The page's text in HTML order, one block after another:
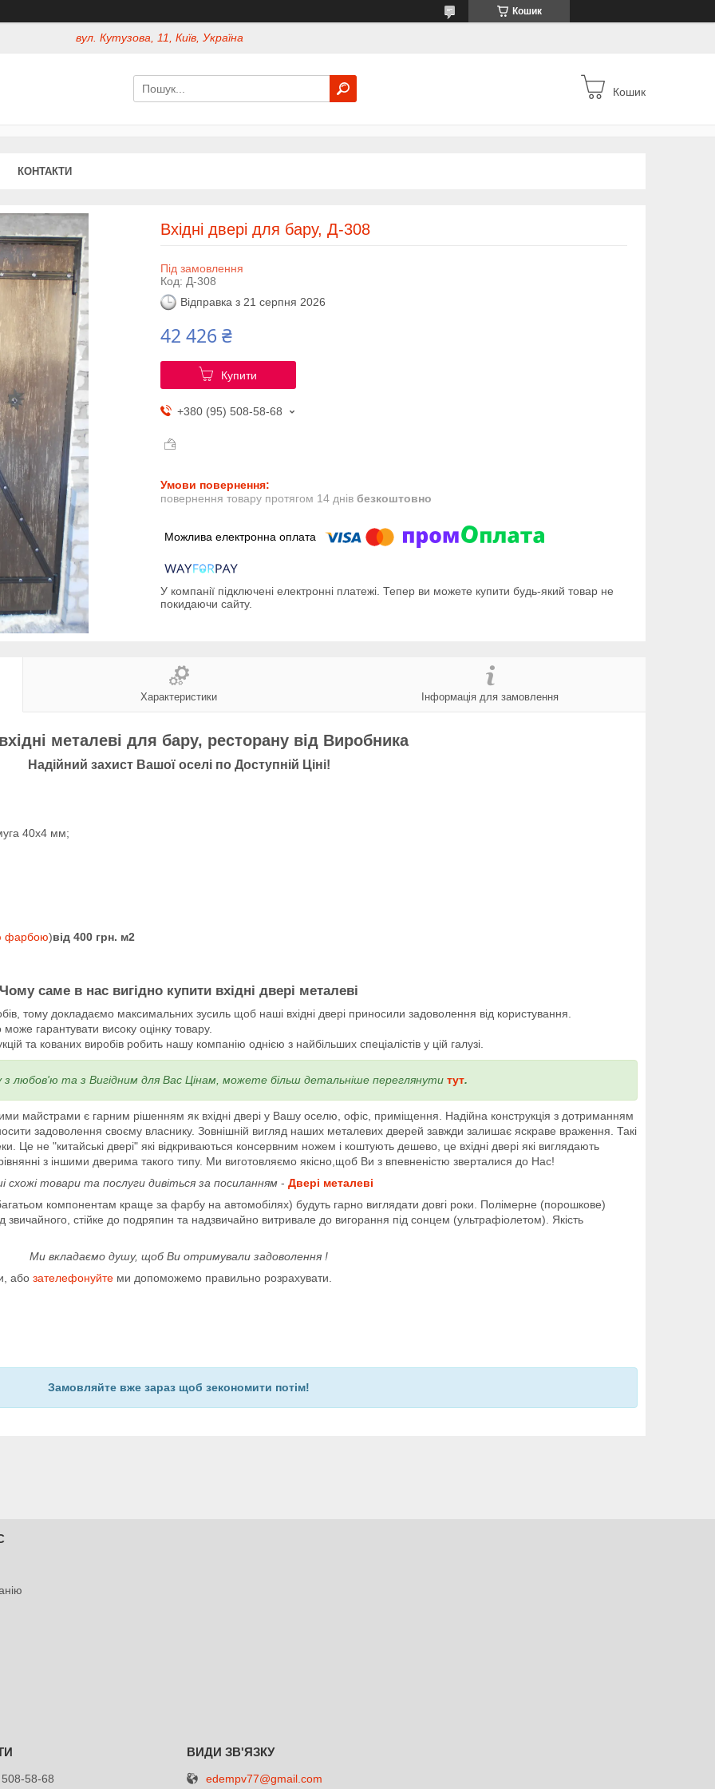
Кошик
вул. Кутузова, 11, Київ, Україна
Кошик
КОНТАКТИ
Вхідні двері для бару, Д-308
Під замовлення
Код: Д-308
Відправка з 21 серпня 2026
42 426 ₴
Купити
+380 (95) 508-58-68
повернення товару протягом 14 днів безкоштовно
У компанії підключені електронні платежі. Тепер ви можете купити будь-який товар не
покидаючи сайту.
Характеристики Інформація для замовлення
металеві для бару, ресторану від Виробника
Надійний захист Вашої оселі по Доступній Ціні!
40х4 мм;
фарбою)від 400 грн. м2
Чому саме в нас вигідно купити вхідні двері металеві
тому докладаємо максимальних зусиль щоб наші вхідні двері приносили задоволення від користування.
гарантувати високу оцінку товару.
та кованих виробів робить нашу компанію однією з найбільших спеціалістів у цій галузі.
з любов'ю та з Вигідним для Вас Цінам, можете більш детальніше переглянути тут.
майстрами є гарним рішенням як вхідні двері у Вашу оселю, офіс, приміщення. Надійна конструкція з дотриманням
задоволення своєму власнику. Зовнішній вигляд наших металевих дверей завжди залишає яскраве враження. Такі
Це не "китайські двері" які відкриваються консервним ножем і коштують дешево, це вхідні двері які виглядають
з іншими дверима такого типу. Ми виготовляємо якісно,щоб Ви з впевненістю зверталися до Нас!
схожі товари та послуги дивіться за посиланням - Двері металеві
компонентам краще за фарбу на автомобілях) будуть гарно виглядати довгі роки. Полімерне (порошкове)
стійке до подряпин та надзвичайно витривале до вигорання під сонцем (ультрафіолетом). Якість
Ми вкладаємо душу, щоб Ви отримували задоволення !
або зателефонуйте ми допоможемо правильно розрахувати.
Замовляйте вже зараз щоб зекономити потім!
58-68 edempv77@gmail.com